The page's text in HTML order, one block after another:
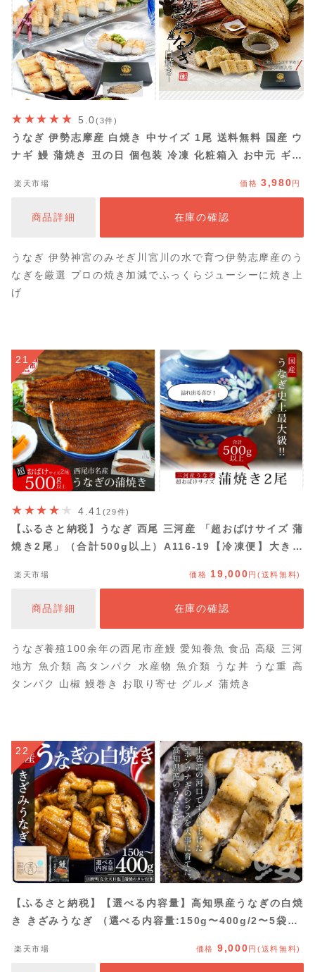
5.0(3件)
うなぎ 伊勢志摩産 白焼き 中サイズ 1尾 送料無料 国産 ウ
ナギ 鰻 蒲焼き 丑の日 個包装 冷凍 化粧箱入 お中元 ギフ
楽天市場 価格 3,980円
商品詳細 在庫の確認
うなぎ 伊勢神宮のみそぎ川宮川の水で育つ伊勢志摩産のう
なぎを厳選 プロの焼き加減でふっくらジューシーに焼き上
げ
21
4.41 (29件)
【ふるさと納税】うなぎ 西尾 三河産 「超おばけサイズ 蒲
焼き2尾」（合計500g以上）A116-19【冷凍便】大きい
れセット 特大以上 海鮮 食品 三河地方 MB
楽天市場 価格 19,000 円(送料無料)
商品詳細 在庫の確認
うなぎ養殖100余年の西尾市産鰻 愛知養魚 食品 高級 三河
地方 魚介類 高タンパク 水産物 魚介類 うな丼 うな重 高
タンパク 山椒 鰻巻き お取り寄せ グルメ 蒲焼き
22
【ふるさと納税】【選べる内容量】高知県産うなぎの白焼
き きざみうなぎ （選べる内容量:150g〜400g/2〜5袋）-
ット ひつまぶし うな丼 美味しい タレ付き 個包装 真空パ
楽天市場 価格 9,000円(送料無料)